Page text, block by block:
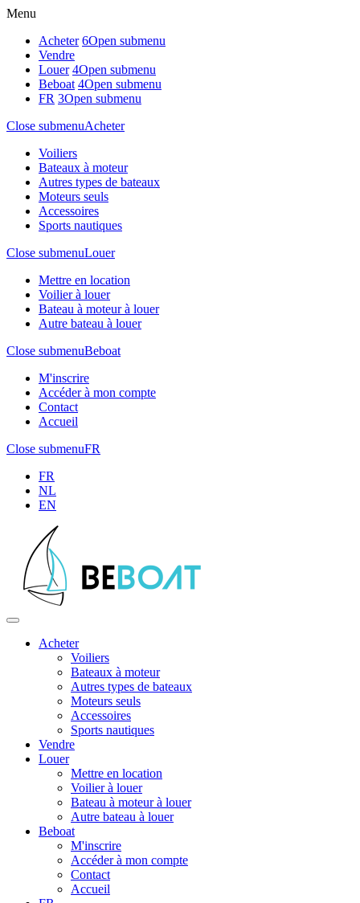
Menu
Acheter 6Open submenu
Vendre
Louer 4Open submenu
Beboat 4Open submenu
FR 3Open submenu
Close submenuAcheter
Voiliers
Bateaux à moteur
Autres types de bateaux
Moteurs seuls
Accessoires
Sports nautiques
Close submenuLouer
Mettre en location
Voilier à louer
Bateau à moteur à louer
Autre bateau à louer
Close submenuBeboat
M'inscrire
Accéder à mon compte
Contact
Accueil
Close submenuFR
FR
NL
EN
Acheter
Voiliers
Bateaux à moteur
Autres types de bateaux
Moteurs seuls
Accessoires
Sports nautiques
Vendre
Louer
Mettre en location
Voilier à louer
Bateau à moteur à louer
Autre bateau à louer
Beboat
M'inscrire
Accéder à mon compte
Contact
Accueil